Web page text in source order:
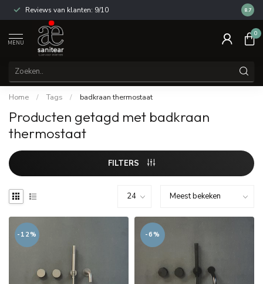
Reviews van klanten: 9/10 14
8.7
MENU
0
Home / Tags / badkraan thermostaat
Producten getagd met badkraan
thermostaat
FILTERS
-12% -6%